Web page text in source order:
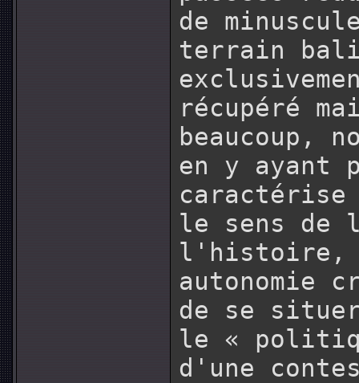
de
terrain
récupéré
beaucoup,
en y ayant
le sens de
l'histoire,
autonomie
de se
le «
d'une